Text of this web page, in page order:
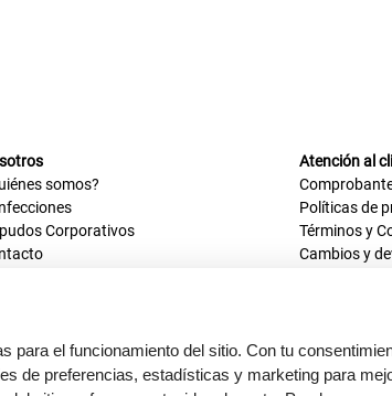
para el funcionamiento del sitio. Con tu
de preferencias, estadísticas y marketing para
somos?
Corporativos
física
Iquitos 670 - 699, La Victoria
Atención al
Políticas de
Términos y
Cambios y